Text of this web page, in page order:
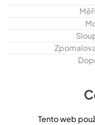
Tento web